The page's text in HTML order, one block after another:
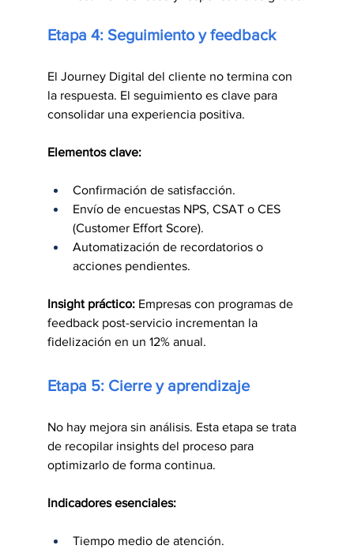
Etapa 4: Seguimiento y feedback
El Journey Digital del cliente no termina con
la respuesta. El seguimiento es clave para
consolidar una experiencia positiva.
Elementos clave:
Confirmación de satisfacción.
Envío de encuestas NPS, CSAT o CES
(Customer Effort Score).
Automatización de recordatorios o
acciones pendientes.
Insight práctico: Empresas con programas de
feedback post-servicio incrementan la
fidelización en un 12% anual.
Etapa 5: Cierre y aprendizaje
No hay mejora sin análisis. Esta etapa se trata
de recopilar insights del proceso para
optimizarlo de forma continua.
Indicadores esenciales:
Tiempo medio de atención.